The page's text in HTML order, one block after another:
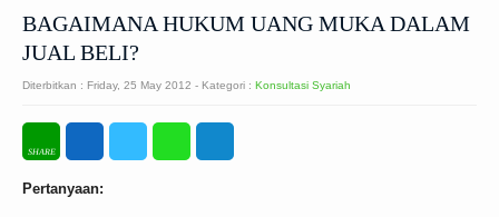
BAGAIMANA HUKUM UANG MUKA DALAM
JUAL BELI?
Diterbitkan : Friday, 25 May 2012 - Kategori : Konsultasi Syariah
Pertanyaan: